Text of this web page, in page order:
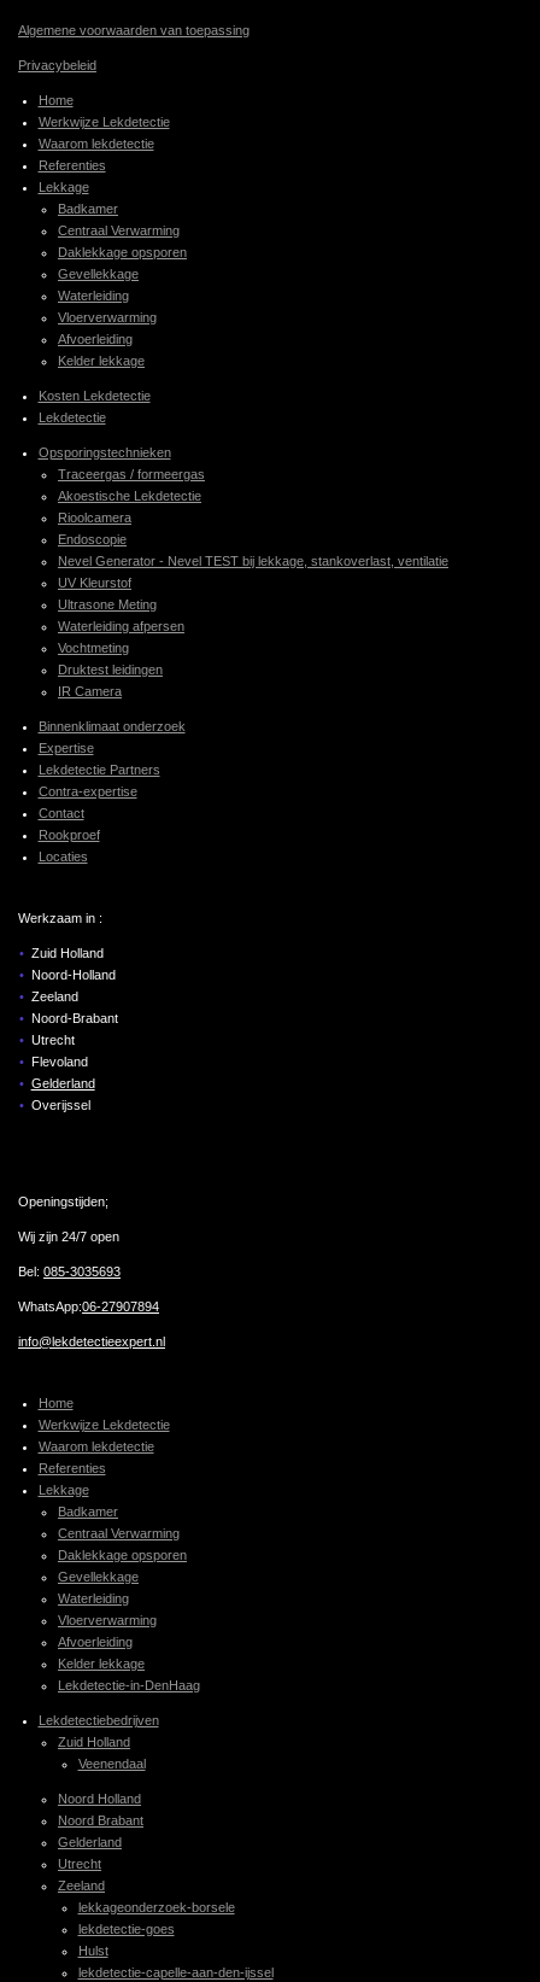
Algemene voorwaarden van toepassing
Privacybeleid
Home
Werkwijze Lekdetectie
Waarom lekdetectie
Referenties
Lekkage
Badkamer
Centraal Verwarming
Daklekkage opsporen
Gevellekkage
Waterleiding
Vloerverwarming
Afvoerleiding
Kelder lekkage
Kosten Lekdetectie
Lekdetectie
Opsporingstechnieken
Traceergas / formeergas
Akoestische Lekdetectie
Rioolcamera
Endoscopie
Nevel Generator - Nevel TEST bij lekkage, stankoverlast, ventilatie
UV Kleurstof
Ultrasone Meting
Waterleiding afpersen
Vochtmeting
Druktest leidingen
IR Camera
Binnenklimaat onderzoek
Expertise
Lekdetectie Partners
Contra-expertise
Contact
Rookproef
Locaties
Werkzaam in :
Zuid Holland
Noord-Holland
Zeeland
Noord-Brabant
Utrecht
Flevoland
Gelderland
Overijssel
Openingstijden;
Wij zijn 24/7 open
Bel: 085-3035693
WhatsApp:06-27907894
info@lekdetectieexpert.nl
Home
Werkwijze Lekdetectie
Waarom lekdetectie
Referenties
Lekkage
Badkamer
Centraal Verwarming
Daklekkage opsporen
Gevellekkage
Waterleiding
Vloerverwarming
Afvoerleiding
Kelder lekkage
Lekdetectie-in-DenHaag
Lekdetectiebedrijven
Zuid Holland
Veenendaal
Noord Holland
Noord Brabant
Gelderland
Utrecht
Zeeland
lekkageonderzoek-borsele
lekdetectie-goes
Hulst
lekdetectie-capelle-aan-den-ijssel